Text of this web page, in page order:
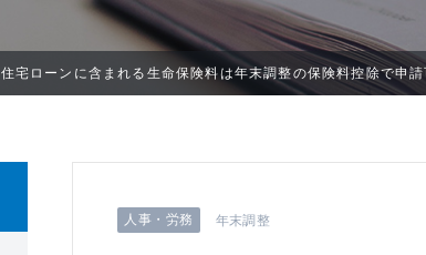
住宅ローンに含まれる生命保険料は年末調整の保険料控除で申請
人事・労務 年末調整